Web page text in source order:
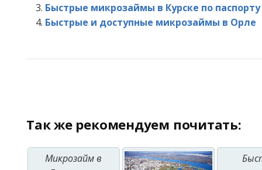
Быстрые микрозаймы в Курске по паспорту
Быстрые и доступные микрозаймы в Орле
Так же рекомендуем почитать:
Микрозайм в